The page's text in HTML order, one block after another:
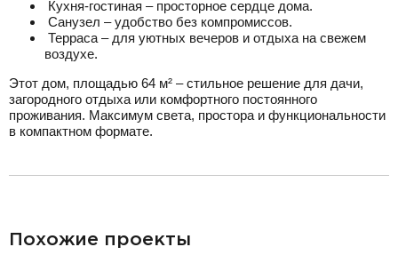
Кухня-гостиная – просторное сердце дома.
Санузел – удобство без компромиссов.
Терраса – для уютных вечеров и отдыха на свежем
воздухе.
Этот дом, площадью 64 м² – стильное решение для дачи,
загородного отдыха или комфортного постоянного
проживания. Максимум света, простора и функциональности
в компактном формате.
Похожие проекты